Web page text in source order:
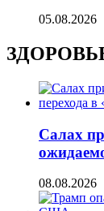
05.08.2026
Салах
08.08.2026